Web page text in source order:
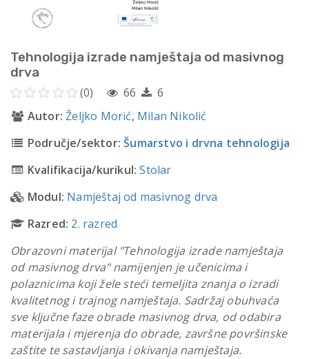
Tehnologija izrade namještaja od masivnog
drva
(0) 66
6
Autor: Željko Morić, Milan Nikolić
Područje/sektor: Šumarstvo i drvna tehnologija
Kvalifikacija/kurikul: Stolar
Modul: Namještaj od masivnog drva
Razred: 2. razred
Obrazovni materijal "Tehnologija izrade namještaja
od masivnog drva" namijenjen je učenicima i
polaznicima koji žele steći temeljita znanja o izradi
kvalitetnog i trajnog namještaja. Sadržaj obuhvaća
sve ključne faze obrade masivnog drva, od odabira
materijala i mjerenja do obrade, završne površinske
zaštite te sastavljanja i okivanja namještaja.